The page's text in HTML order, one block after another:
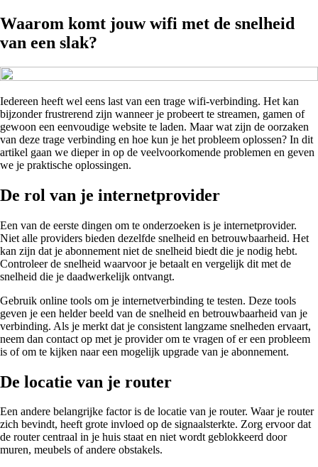
Waarom komt jouw wifi met de snelheid
van een slak?
Iedereen heeft wel eens last van een trage wifi-verbinding. Het kan
bijzonder frustrerend zijn wanneer je probeert te streamen, gamen of
gewoon een eenvoudige website te laden. Maar wat zijn de oorzaken
van deze trage verbinding en hoe kun je het probleem oplossen? In dit
artikel gaan we dieper in op de veelvoorkomende problemen en geven
we je praktische oplossingen.
De rol van je internetprovider
Een van de eerste dingen om te onderzoeken is je internetprovider.
Niet alle providers bieden dezelfde snelheid en betrouwbaarheid. Het
kan zijn dat je abonnement niet de snelheid biedt die je nodig hebt.
Controleer de snelheid waarvoor je betaalt en vergelijk dit met de
snelheid die je daadwerkelijk ontvangt.
Gebruik online tools om je internetverbinding te testen. Deze tools
geven je een helder beeld van de snelheid en betrouwbaarheid van je
verbinding. Als je merkt dat je consistent langzame snelheden ervaart,
neem dan contact op met je provider om te vragen of er een probleem
is of om te kijken naar een mogelijk upgrade van je abonnement.
De locatie van je router
Een andere belangrijke factor is de locatie van je router. Waar je router
zich bevindt, heeft grote invloed op de signaalsterkte. Zorg ervoor dat
de router centraal in je huis staat en niet wordt geblokkeerd door
muren, meubels of andere obstakels.